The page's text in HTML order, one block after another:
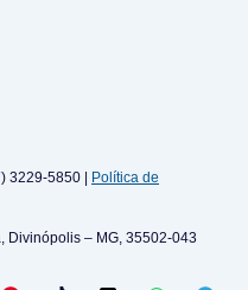
3229-5850 |
Política de
Divinópolis – MG, 35502-043